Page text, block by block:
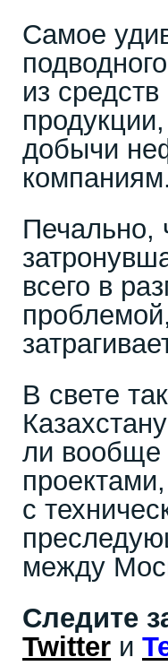
Самое
из
добычи
компаниям.
Печально,
всего в
В свете
ли вообще
с
между
Следите
Twitter и